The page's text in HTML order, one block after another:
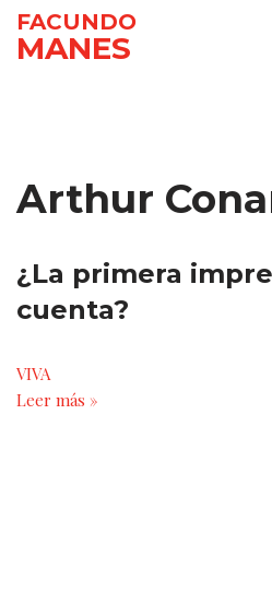
Ir
FACUNDO
MANES
Arthur
¿La primera
cuenta?
VIVA
Leer más »